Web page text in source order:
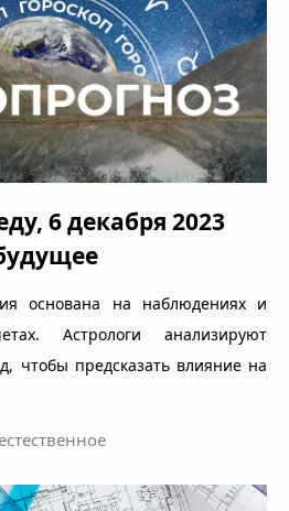
6 декабря 2023
основана на наблюдениях и
Астрологи анализируют
чтобы предсказать влияние на